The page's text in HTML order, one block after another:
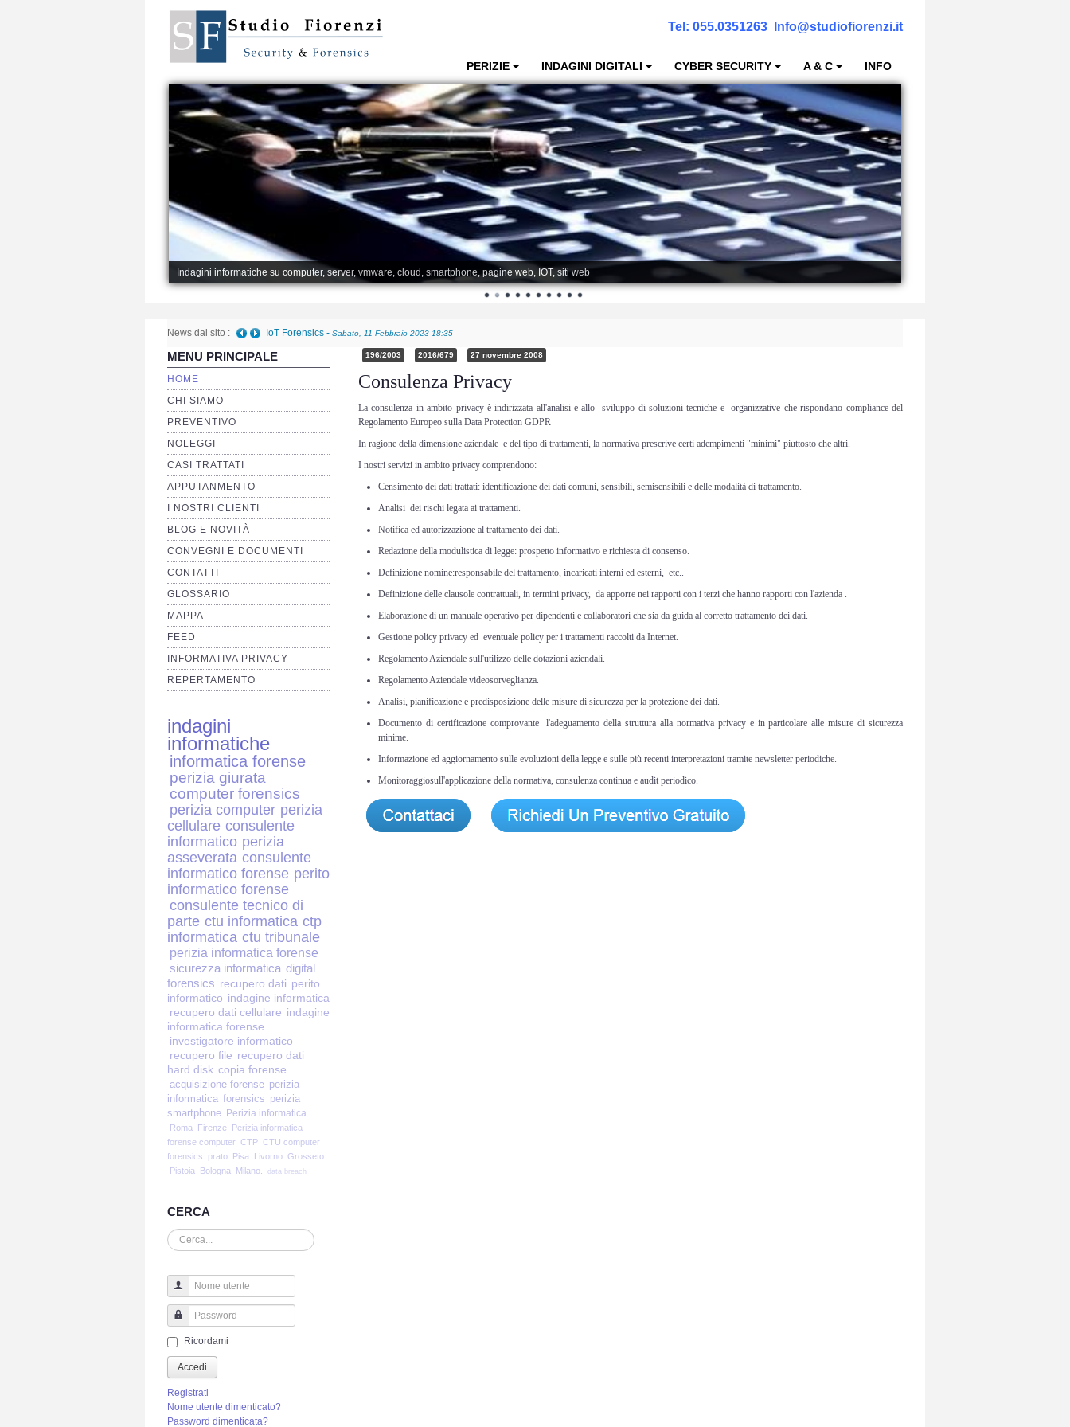
Tel: 055.0351263 Info@studiofiorenzi.it
PERIZIE INDAGINI DIGITALI CYBER SECURITY A & C INFO
Indagini informatiche su computer, server, vmware, cloud, smartphone, pagine web, IOT, siti web
News dal sito : IoT Forensics - Sabato, 11 Febbraio 2023 18:35
MENU PRINCIPALE
HOME
CHI SIAMO
PREVENTIVO
NOLEGGI
CASI TRATTATI
APPUTANMENTO
I NOSTRI CLIENTI
BLOG E NOVITÀ
CONVEGNI E DOCUMENTI
CONTATTI
GLOSSARIO
MAPPA
FEED
INFORMATIVA PRIVACY
REPERTAMENTO
indagini
informatiche
informatica forense
perizia giurata
computer forensics
perizia computer perizia
cellulare consulente
informatico perizia
asseverata consulente
informatico forense perito
informatico forense
consulente tecnico di
parte ctu informatica ctp
informatica ctu tribunale
perizia informatica forense
sicurezza informatica digital
forensics recupero dati perito
informatico indagine informatica
recupero dati cellulare indagine
informatica forense
investigatore informatico
recupero file recupero dati
hard disk copia forense
acquisizione forense perizia
informatica forensics perizia
smartphone Perizia informatica
Roma Firenze Perizia informatica
forense computer CTP CTU computer
forensics
prato Pisa Livorno Grosseto
Pistoia
Bologna Milano. data breach
CERCA
Cerca...
Nome utente
Password
Ricordami
Accedi
Registrati
Nome utente dimenticato?
Password dimenticata?
196/2003 2016/679 27 novembre 2008
Consulenza Privacy
La consulenza in ambito privacy è indirizzata all'analisi e allo sviluppo di soluzioni tecniche e organizzative che rispondano compliance del
Regolamento Europeo sulla Data Protection GDPR
In ragione della dimensione aziendale e del tipo di trattamenti, la normativa prescrive certi adempimenti "minimi" piuttosto che altri.
I nostri servizi in ambito privacy comprendono:
Censimento dei dati trattati: identificazione dei dati comuni, sensibili, semisensibili e delle modalità di trattamento.
Analisi dei rischi legata ai trattamenti.
Notifica ed autorizzazione al trattamento dei dati.
Redazione della modulistica di legge: prospetto informativo e richiesta di consenso.
Definizione nomine:responsabile del trattamento, incaricati interni ed esterni, etc..
Definizione delle clausole contrattuali, in termini privacy, da apporre nei rapporti con i terzi che hanno rapporti con l'azienda .
Elaborazione di un manuale operativo per dipendenti e collaboratori che sia da guida al corretto trattamento dei dati.
Gestione policy privacy ed eventuale policy per i trattamenti raccolti da Internet.
Regolamento Aziendale sull'utilizzo delle dotazioni aziendali.
Regolamento Aziendale videosorveglianza.
Analisi, pianificazione e predisposizione delle misure di sicurezza per la protezione dei dati.
Documento di certificazione comprovante l'adeguamento della struttura alla normativa privacy e in particolare alle misure di sicurezza
minime.
Informazione ed aggiornamento sulle evoluzioni della legge e sulle più recenti interpretazioni tramite newsletter periodiche.
Monitoraggiosull'applicazione della normativa, consulenza continua e audit periodico.